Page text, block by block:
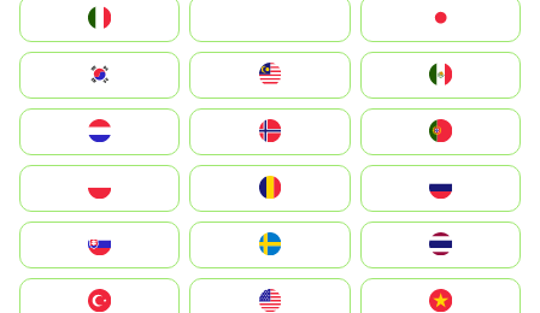
South Korea
United States